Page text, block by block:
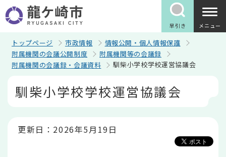
の
ペ
早引き メニュー
トップページ 市政情報
情報公開・個人情報保護
附属機関の会議公開制度
附属機関等の会議録
附属機関の会議録・会議資料
馴柴小学校学校運営協議会
馴柴小学校学校運営協議会
更新日：2026年5月19日